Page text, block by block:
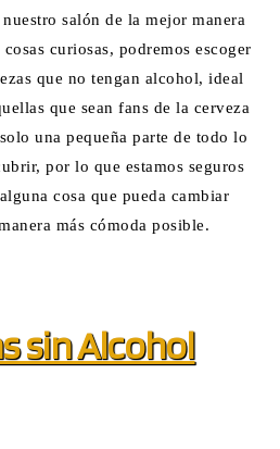
salón de la mejor manera
curiosas, podremos escoger
que no tengan alcohol, ideal
que sean fans de la cerveza
una pequeña parte de todo lo
por lo que estamos seguros
cosa que pueda cambiar
más cómoda posible.
sin Alcohol